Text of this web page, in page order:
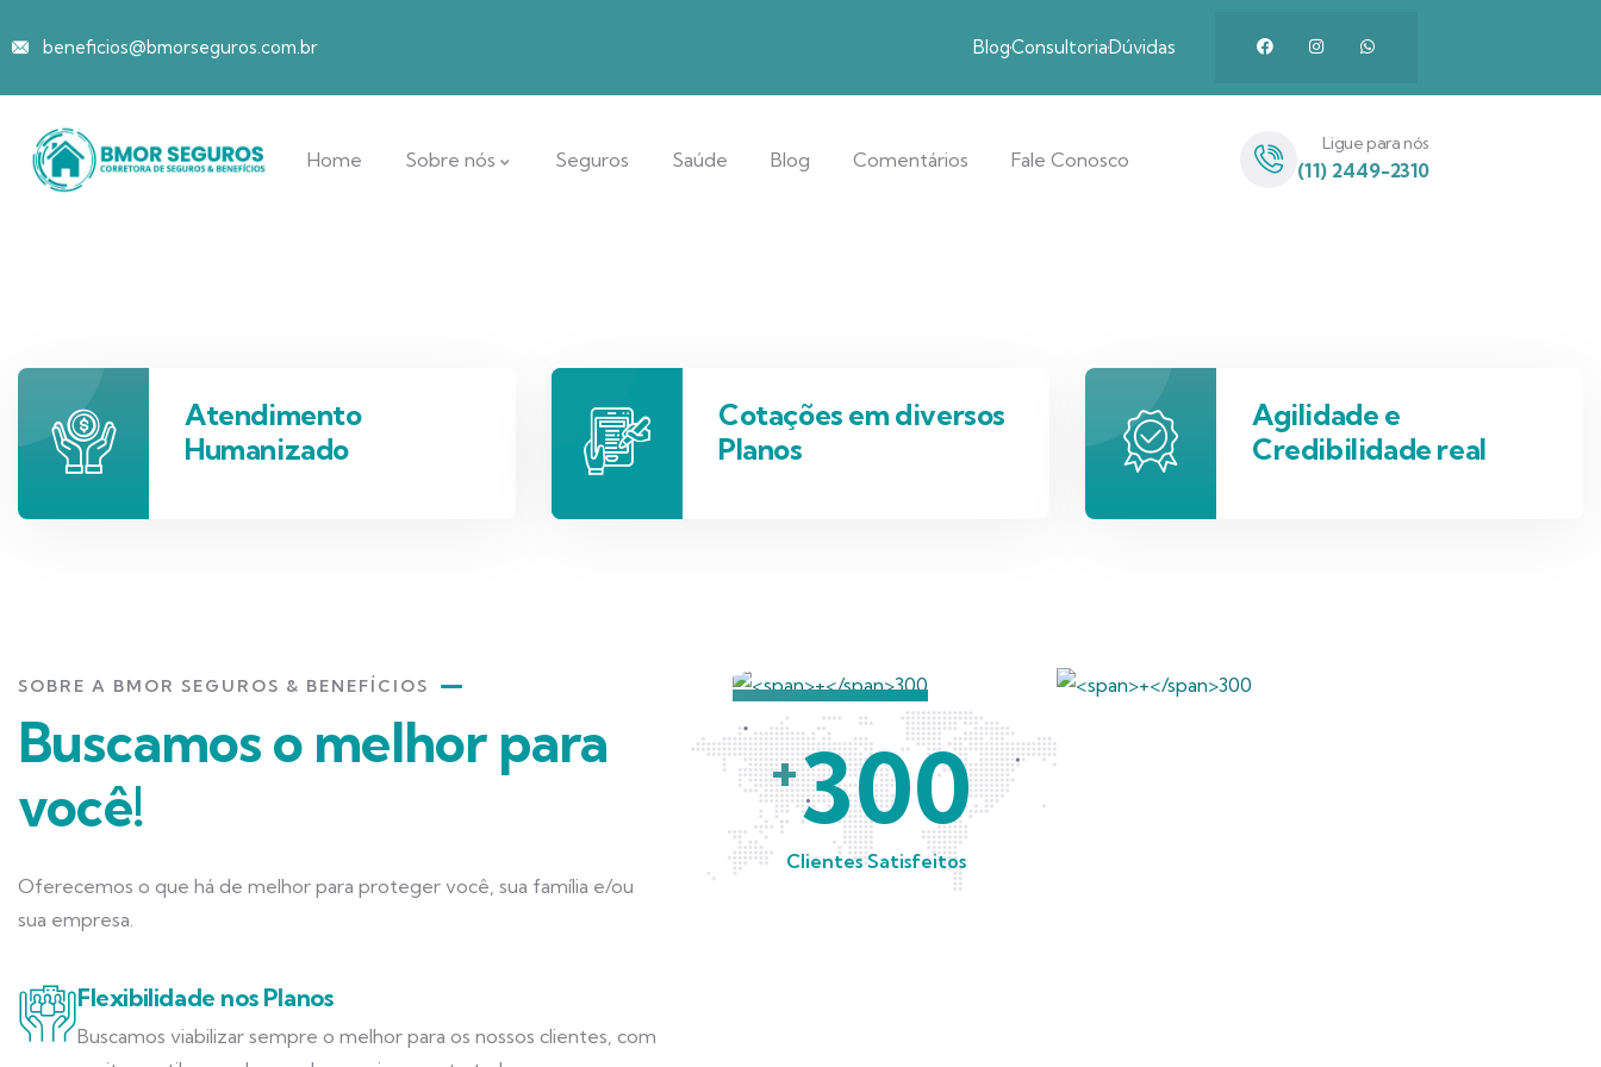
beneficios@bmorseguros.com.br BlogConsultoriaDúvidas
Home Sobre nós Seguros Saúde Blog Comentários Fale Conosco
Ligue para nós
(11) 2449-2310
Atendimento
Humanizado
Cotações em diversos
Planos
Agilidade e
Credibilidade real
SOBRE A BMOR SEGUROS & BENEFÍCIOS
Buscamos o melhor para
você!
Oferecemos o que há de melhor para proteger você, sua família e/ou
sua empresa.
Flexibilidade nos Planos
Buscamos viabilizar sempre o melhor para os nossos clientes, com
+300
Clientes Satisfeitos